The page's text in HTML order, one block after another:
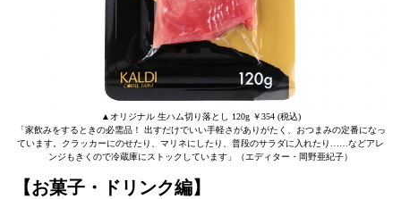
▲オリジナル 生ハム切り落とし 120g ￥354 (税込)
「家飲みをするときの必需品！ 出すだけでいい手軽さがありがたく、おつまみの定番になっ
ています。クラッカーにのせたり、マリネにしたり、普段のサラダに入れたり……などアレ
ンジもきくので冷蔵庫にストックしています」（エディター・岡野亜紀子）
【お菓子・ドリンク編】